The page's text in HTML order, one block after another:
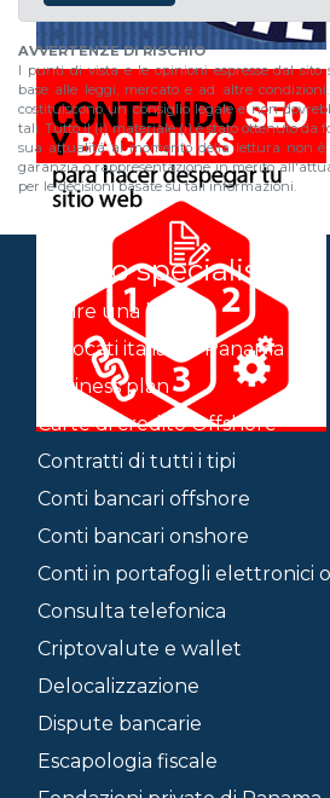
AVVERTENZE DI RISCHIO
I punti di vista e le opinioni espresse dal sito
base alle leggi, mercato e ad altre
costituiscono un consiglio legale e non
tali. Tutto il (i) materiale (i) è stato ottenuto da
sua attualitá al momento della lettura non
garanzia o rappresentazione in merito
per le decisioni basate su tali informazioni.
Siamo specialisti in
Aprire una banca
Avvocati italiani a Panama
Business plan
Carte di credito Offshore
Contratti di tutti i tipi
Conti bancari offshore
Conti bancari onshore
Conti in portafogli elettronici
Consulta telefonica
Criptovalute e wallet
Delocalizzazione
Dispute bancarie
Escapologia fiscale